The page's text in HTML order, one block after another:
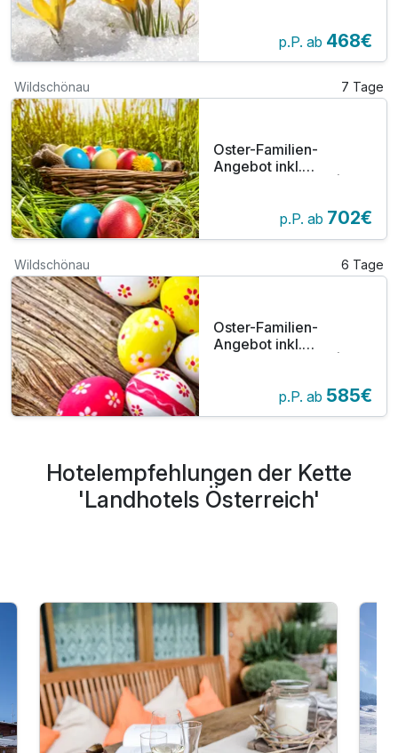
Abendessenp.P. ab 468€
Wildschönau 7 Tage
Oster-Familien-
Angebot inkl.
Abendessenp.P. ab 702€
Wildschönau 6 Tage
Oster-Familien-
Angebot inkl.
Abendessenp.P. ab 585€
Hotelempfehlungen der Kette
'Landhotels Österreich'